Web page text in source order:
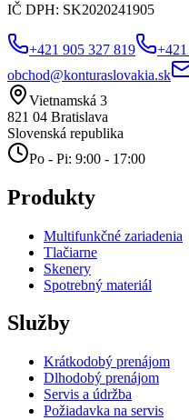
IČ DPH: SK2020241905
+421 905 327 819
obchod@konturaslovakia.sk
Vietnamská 3
821 04 Bratislava
Slovenská republika
Po - Pi: 9:00 - 17:00
Produkty
Multifunkčné zariadenia
Tlačiarne
Skenery
Spotrebný materiál
Služby
Krátkodobý prenájom
Dlhodobý prenájom
Servis a údržba
Požiadavka na servis